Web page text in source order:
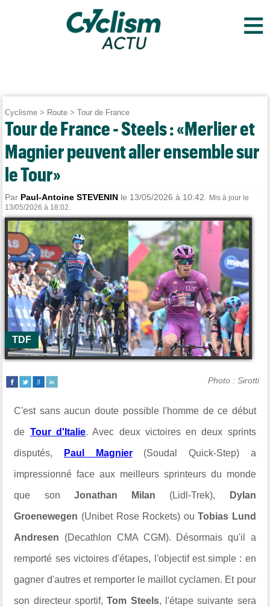
≡
Cyclisme > Route >Tour de France
Tour de France - Steels : «Merlier et
Magnier peuvent aller ensemble sur
le Tour»
Par Paul-Antoine STEVENIN le 13/05/2026 à 10:42.
Mis à jour le
13/05/2026 à 18:02.
TDF
Photo : Sirotti
C'est sans aucun doute possible l'homme de ce début
de Tour d'Italie. Avec deux victoires en deux sprints
disputés, Paul Magnier (Soudal Quick-Step) a
impressionné face aux meilleurs sprinteurs du monde
que son Jonathan Milan (Lidl-Trek), Dylan
Groenewegen (Unibet Rose Rockets) ouTobias Lund
Andresen (Decathlon CMA CGM). Désormais qu'il a
remporté ses victoires d'étapes, l'objectif est simple : en
gagner d'autres et remporter le maillot cyclamen. Et pour
son directeur sportif,Tom Steels, l'étape suivante sera